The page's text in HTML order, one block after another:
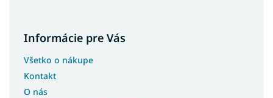
Kolekcia SEMIRA
Informácie pre Vás
Všetko o nákupe
Kontakt
O nás